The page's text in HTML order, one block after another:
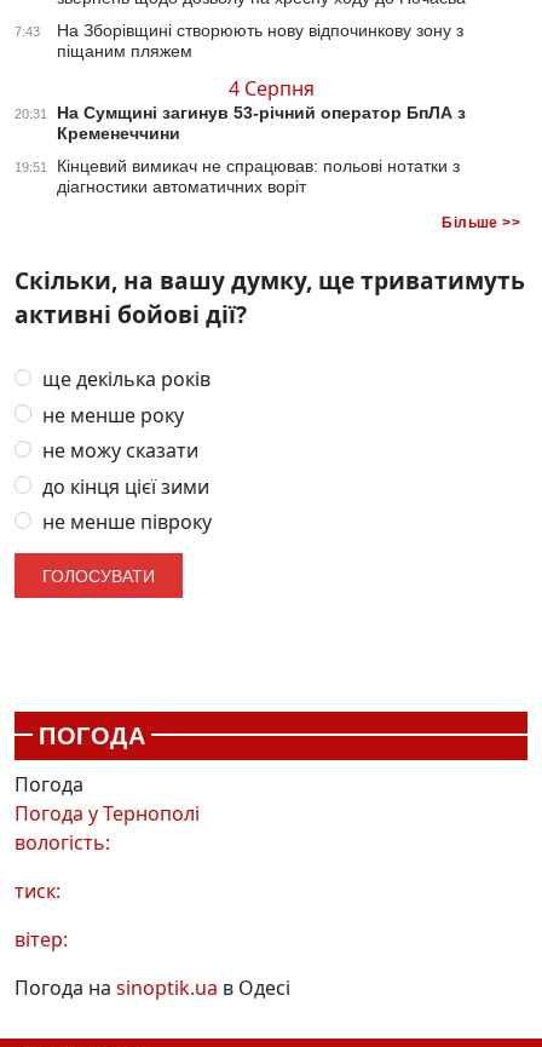
7:43
На Зборівщині створюють нову відпочинкову зону з
піщаним пляжем
4 Серпня
20:31
На Сумщині загинув 53-річний оператор БпЛА з
Кременеччини
19:51
Кінцевий вимикач не спрацював: польові нотатки з
діагностики автоматичних воріт
Більше >>
Скільки, на вашу думку, ще триватимуть
активні бойові дії?
ще декілька років
не менше року
не можу сказати
до кінця цієї зими
не менше півроку
ПОГОДА
Погода
Погода уТернополі
вологість:
тиск:
вітер:
Погода на sinoptik.ua в Одесі